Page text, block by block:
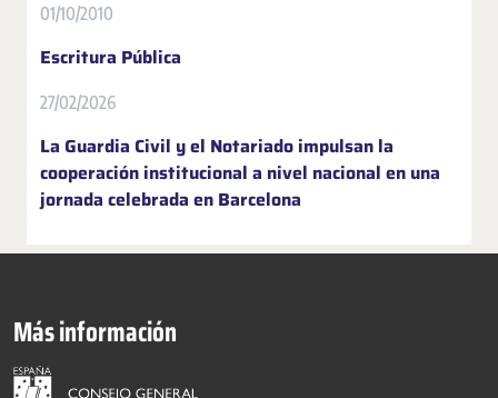
01/10/2010
Escritura Pública
27/02/2026
La Guardia Civil y el Notariado impulsan la
cooperación institucional a nivel nacional en una
jornada celebrada en Barcelona
Más información